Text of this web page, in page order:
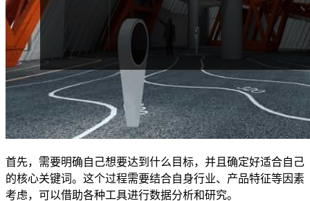
首先，需要明确自己想要达到什么目标，并且确定好适合自己
的核心关键词。这个过程需要结合自身行业、产品特征等因素
考虑，可以借助各种工具进行数据分析和研究。